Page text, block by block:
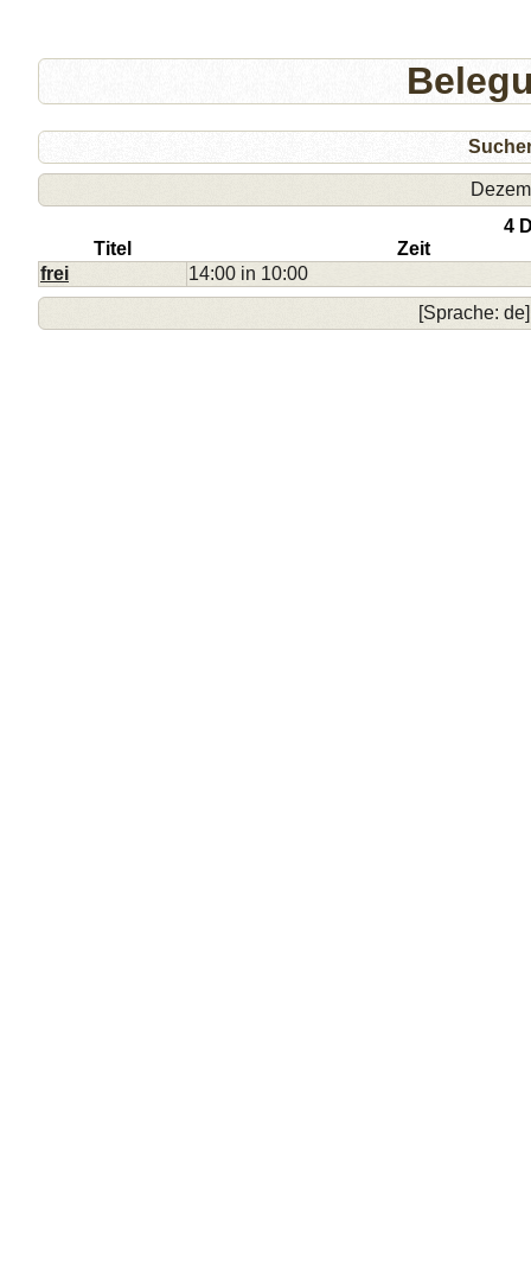
4
Titel
Zeit
frei
14:00 in 10:00
[Sprache: